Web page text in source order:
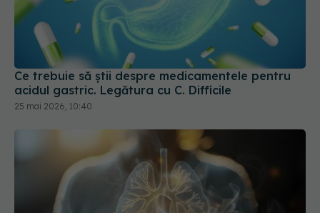
Ce trebuie să știi despre medicamentele pentru
acidul gastric. Legătura cu C. Difficile
25 mai 2026, 10:40